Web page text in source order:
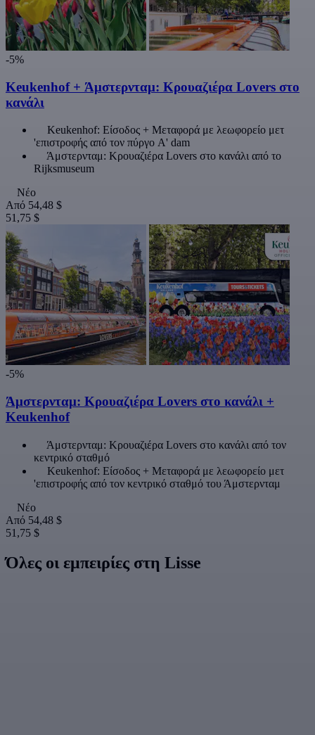
-5%
Keukenhof + Άμστερνταμ: Κρουαζιέρα Lovers στο
κανάλι
Keukenhof: Είσοδος + Μεταφορά με λεωφορείο μετ
'επιστροφής από τον πύργο A' dam
Άμστερνταμ: Κρουαζιέρα Lovers στο κανάλι από το
Rijksmuseum
Νέο
Από 54,48 $
51,75 $
-5%
Άμστερνταμ: Κρουαζιέρα Lovers στο κανάλι +
Keukenhof
Άμστερνταμ: Κρουαζιέρα Lovers στο κανάλι από τον
κεντρικό σταθμό
Keukenhof: Είσοδος + Μεταφορά με λεωφορείο μετ
'επιστροφής από τον κεντρικό σταθμό του Άμστερνταμ
Νέο
Από 54,48 $
51,75 $
Όλες οι εμπειρίες στη Lisse